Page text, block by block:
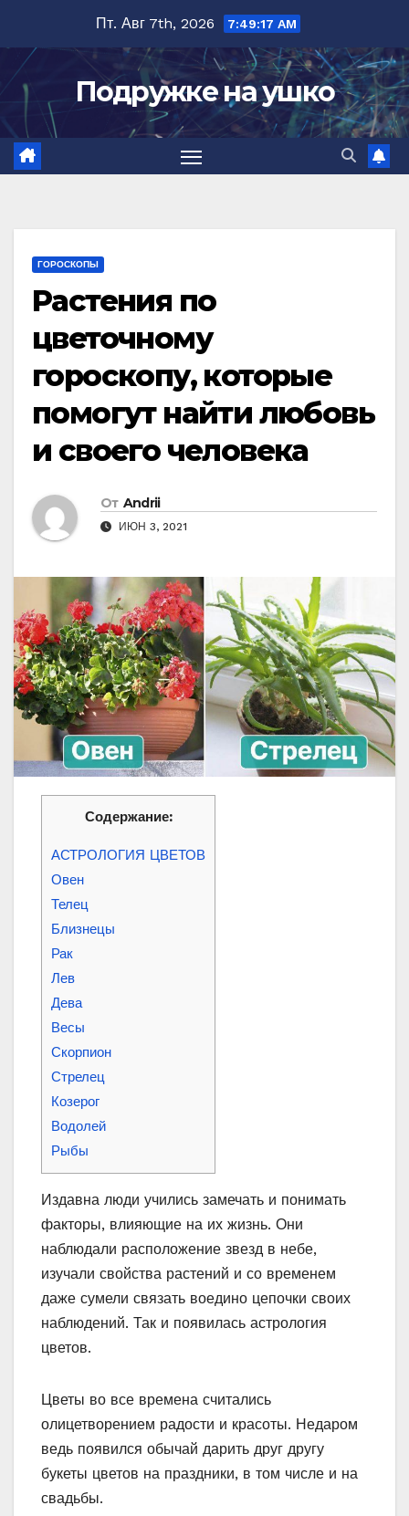
содержимому
Пт. Авг 7th, 2026 7:49:18 AM
Подружке на ушко
ГОРОСКОПЫ
Растения по
цветочному
гороскопу, которые
помогут найти любовь
и своего человека
От Andrii
ИЮН 3, 2021
Содержание:
АСТРОЛОГИЯ ЦВЕТОВ
Овен
Телец
Близнецы
Рак
Лев
Дева
Весы
Скорпион
Стрелец
Козерог
Водолей
Рыбы
Издавна люди учились замечать и понимать
факторы, влияющие на их жизнь. Они
наблюдали расположение звезд в небе,
изучали свойства растений и со временем
даже сумели связать воедино цепочки своих
наблюдений. Так и появилась астрология
цветов.
Цветы во все времена считались
олицетворением радости и красоты. Недаром
ведь появился обычай дарить друг другу
букеты цветов на праздники, в том числе и на
свадьбы.